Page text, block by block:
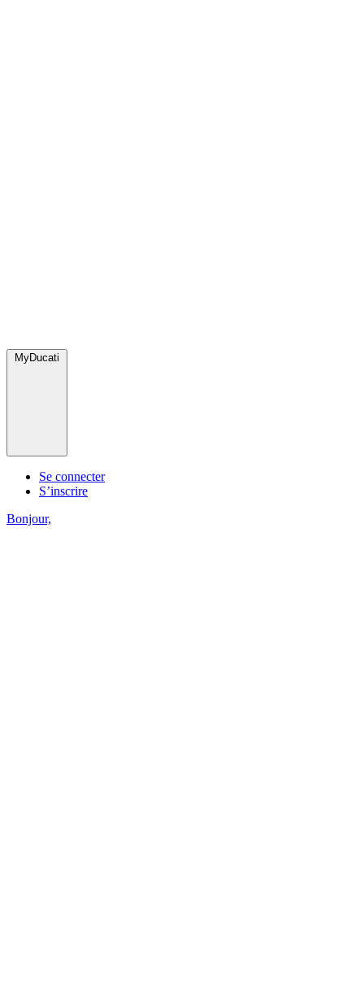
MyDucati
Se connecter
S’inscrire
Bonjour,